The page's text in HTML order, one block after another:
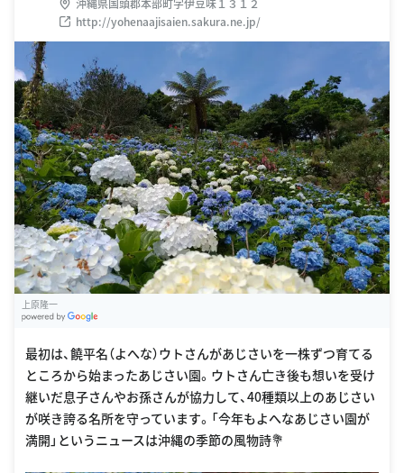
http://yohenaajisaien.sakura.ne.jp/
上原隆一
最初は、饒平名（よへな）ウトさんがあじさいを一株ずつ育てる
ところから始まったあじさい園。ウトさん亡き後も想いを受け
継いだ息子さんやお孫さんが協力して、40種類以上のあじさい
が咲き誇る名所を守っています。「今年もよへなあじさい園が
満開」というニュースは沖縄の季節の風物詩💐